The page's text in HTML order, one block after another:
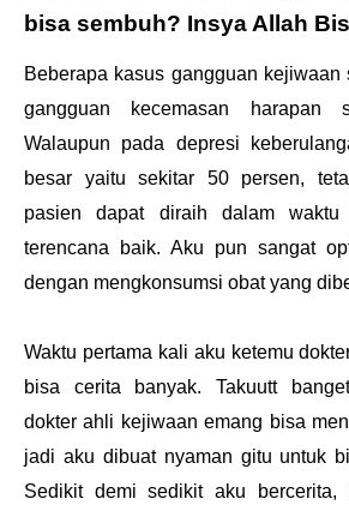
bisa sembuh? Insya Allah
Beberapa kasus gangguan kejiwaan
gangguan kecemasan harapan
Walaupun pada depresi
besar yaitu sekitar 50 persen,
pasien dapat diraih dalam waktu
terencana baik. Aku pun sangat
dengan mengkonsumsi obat yang
Waktu pertama kali aku ketemu
bisa cerita banyak. Takuutt
dokter ahli kejiwaan emang bisa
jadi aku dibuat nyaman gitu untuk
Sedikit demi sedikit aku bercerita,